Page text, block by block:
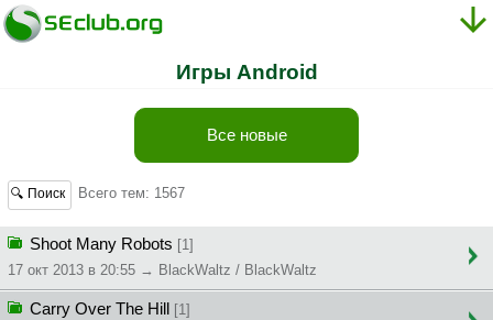
Игры Android
Все новые
🔍 Поиск Всего тем: 1567
Shoot Many Robots [1]
17 окт 2013 в 20:55 → BlackWaltz / BlackWaltz
Carry Over The Hill
[1]